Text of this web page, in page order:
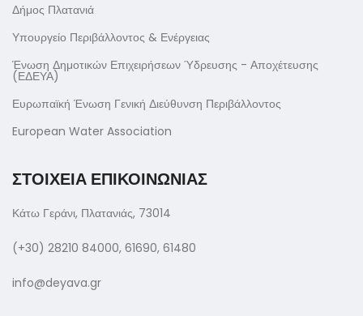
Δήμος Πλατανιά
Υπουργείο Περιβάλλοντος & Ενέργειας
Ένωση Δημοτικών Επιχειρήσεων Ύδρευσης - Αποχέτευσης
(ΕΔΕΥΑ)
Ευρωπαϊκή Ένωση Γενική Διεύθυνση Περιβάλλοντος
European Water Association
ΣΤΟΙΧΕΙΑ ΕΠΙΚΟΙΝΩΝΙΑΣ
Κάτω Γεράνι, Πλατανιάς, 73014
(+30) 28210 84000, 61690, 61480
info@deyava.gr